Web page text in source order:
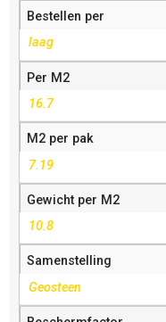
Bestellen per
laag
Per M2
16.7
M2 per pak
7.19
Gewicht per M2
10.8
Samenstelling
Geosteen